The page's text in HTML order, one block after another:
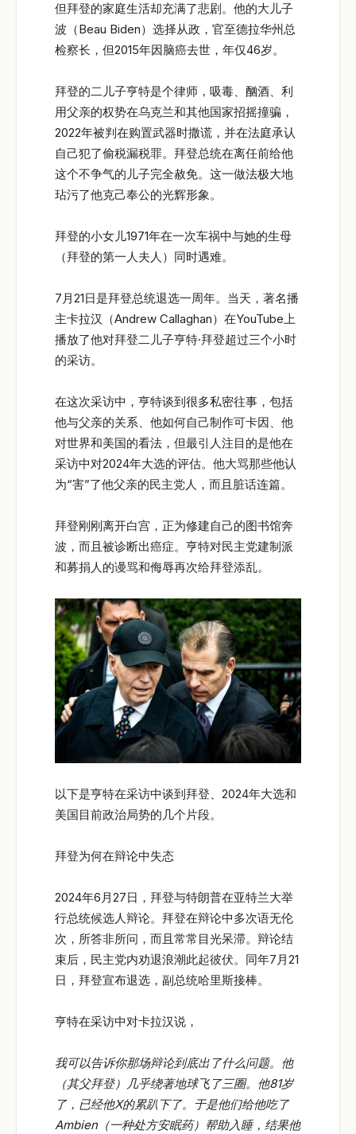
但拜登的家庭生活却充满了悲剧。他的大儿子
波（Beau Biden）选择从政，官至德拉华州总
检察长，但2015年因脑癌去世，年仅46岁。
拜登的二儿子亨特是个律师，吸毒、酗酒、利
用父亲的权势在乌克兰和其他国家招摇撞骗，
2022年被判在购置武器时撒谎，并在法庭承认
自己犯了偷税漏税罪。拜登总统在离任前给他
这个不争气的儿子完全赦免。这一做法极大地
玷污了他克己奉公的光辉形象。
拜登的小女儿1971年在一次车祸中与她的生母
（拜登的第一人夫人）同时遇难。
7月21日是拜登总统退选一周年。当天，著名播
主卡拉汉（Andrew Callaghan）在YouTube上
播放了他对拜登二儿子亨特·拜登超过三个小时
的采访。
在这次采访中，亨特谈到很多私密往事，包括
他与父亲的关系、他如何自己制作可卡因、他
对世界和美国的看法，但最引人注目的是他在
采访中对2024年大选的评估。他大骂那些他认
为“害”了他父亲的民主党人，而且脏话连篇。
拜登刚刚离开白宫，正为修建自己的图书馆奔
波，而且被诊断出癌症。亨特对民主党建制派
和募捐人的谩骂和侮辱再次给拜登添乱。
以下是亨特在采访中谈到拜登、2024年大选和
美国目前政治局势的几个片段。
拜登为何在辩论中失态
2024年6月27日，拜登与特朗普在亚特兰大举
行总统候选人辩论。拜登在辩论中多次语无伦
次，所答非所问，而且常常目光呆滞。辩论结
束后，民主党内劝退浪潮此起彼伏。同年7月21
日，拜登宣布退选，副总统哈里斯接棒。
亨特在采访中对卡拉汉说，
我可以告诉你那场辩论到底出了什么问题。他
（其父拜登）几乎绕著地球飞了三圈。他81岁
了，已经他X的累趴下了。于是他们给他吃了
Ambien（一种处方安眠药）帮助入睡，结果他